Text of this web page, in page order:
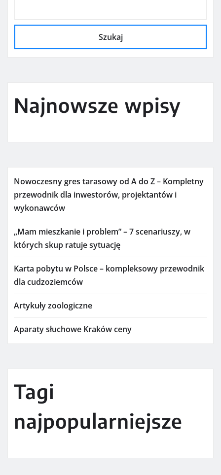
Szukaj
Najnowsze wpisy
Nowoczesny gres tarasowy od A do Z – Kompletny
przewodnik dla inwestorów, projektantów i
wykonawców
„Mam mieszkanie i problem” – 7 scenariuszy, w
których skup ratuje sytuację
Karta pobytu w Polsce – kompleksowy przewodnik
dla cudzoziemców
Artykuły zoologiczne
Aparaty słuchowe Kraków ceny
Tagi
najpopularniejsze